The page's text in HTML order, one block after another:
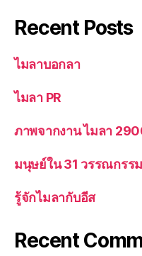
Recent Posts
ไมลาบอกลา
ไมลา PR
ภาพจากงาน ไมลา
มนุษย์ใน 31 วรรณกรรม
รู้จักไมลากับอีส
Recent